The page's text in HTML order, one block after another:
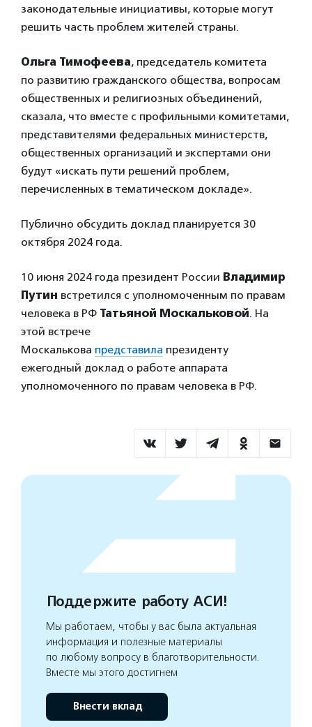
законодательные инициативы, которые могут
решить часть проблем жителей страны.
Ольга Тимофеева, председатель комитета
по развитию гражданского общества, вопросам
общественных и религиозных объединений,
сказала, что вместе с профильными комитетами,
представителями федеральных министерств,
общественных организаций и экспертами они
будут «искать пути решений проблем,
перечисленных в тематическом докладе».
Публично обсудить доклад планируется 30
октября 2024 года.
10 июня 2024 года президент России Владимир
Путин встретился с уполномоченным по правам
человека в РФ Татьяной Москальковой. На
этой встрече
Москалькова представила президенту
ежегодный доклад о работе аппарата
уполномоченного по правам человека в РФ.
Поддержите работу АСИ!
Мы работаем, чтобы у вас была актуальная
информация и полезные материалы
по любому вопросу в благотворительности.
Вместе мы этого достигнем
Внести вклад